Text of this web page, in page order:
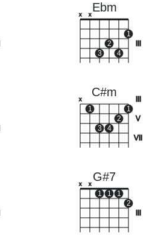
Ebm
x x
3
2
4
1
C#m
V
VII
x
1
3 4
2
1
G#7
x x
1 1
1
2